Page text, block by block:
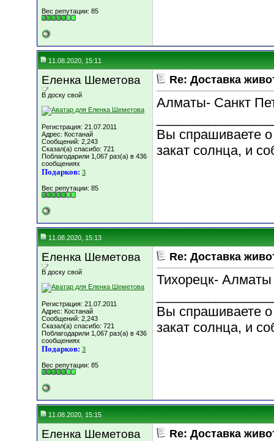
Вес репутации: 85
11.08.2020, 15:11
Еленка Шеметова
В доску свой
Регистрация: 21.07.2011
Адрес: Костанай
Сообщений: 2,243
Сказал(а) спасибо: 721
Поблагодарили 1,067 раз(а) в 436
сообщениях
Подарков: 3
Вес репутации: 85
Re: Доставка
Алматы- Санкт
Вы спрашиваете
закат солнца, и
11.08.2020, 15:13
Еленка Шеметова
В доску свой
Регистрация: 21.07.2011
Адрес: Костанай
Сообщений: 2,243
Сказал(а) спасибо: 721
Поблагодарили 1,067 раз(а) в 436
сообщениях
Подарков: 3
Вес репутации: 85
Re: Доставка
Тихорецк- Алматы
Вы спрашиваете
закат солнца, и
11.08.2020, 15:15
Еленка Шеметова Re: Доставка